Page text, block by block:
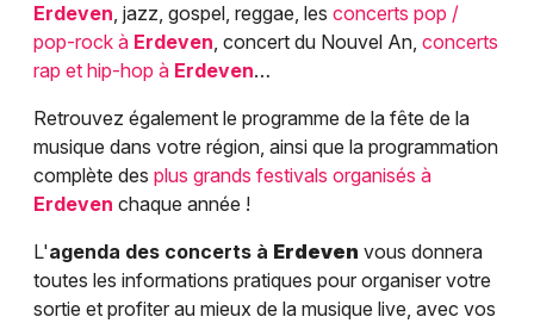
Erdeven, jazz, gospel, reggae, les concerts pop /
pop-rock à Erdeven, concert du Nouvel An, concerts
rap et hip-hop à Erdeven…
Retrouvez également le programme de la fête de la
musique dans votre région, ainsi que la programmation
complète des plus grands festivals organisés à
Erdeven chaque année !
L'agenda des concerts à Erdeven vous donnera
toutes les informations pratiques pour organiser votre
sortie et profiter au mieux de la musique live, avec vos